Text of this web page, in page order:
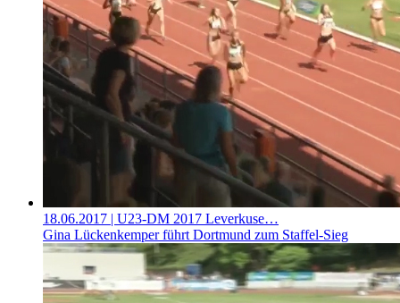
18.06.2017 | U23-DM 2017 Leverkuse…
Gina Lückenkemper führt Dortmund zum Staffel-Sieg